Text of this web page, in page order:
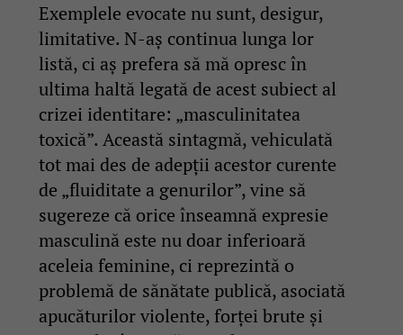
Exemplele evocate nu sunt, desigur,
limitative. N-aș continua lunga lor
listă, ci aș prefera să mă opresc în
ultima haltă legată de acest subiect al
crizei identitare: „masculinitatea
toxică”. Această sintagmă, vehiculată
tot mai des de adepții acestor curente
de „fluiditate a genurilor”, vine să
sugereze că orice înseamnă expresie
masculină este nu doar inferioară
aceleia feminine, ci reprezintă o
problemă de sănătate publică, asociată
apucăturilor violente, forței brute și